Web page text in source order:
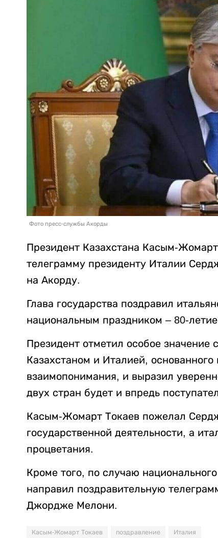
Фото пресс-службы Акорды
Президент Казахстана Касым-
телеграмму президенту Италии
на Акорду.
Глава государства поздравил
национальным праздником – 80-
Президент отметил особое значение
Казахстаном и Италией,
взаимопонимания, и выразил
двух стран будет и впредь
Касым-Жомарт Токаев пожелал
государственной деятельности, а
процветания.
Кроме того, по случаю
направил поздравительную
Джордже Мелони.
Касым-Жомарт Токаев поздравление Италия